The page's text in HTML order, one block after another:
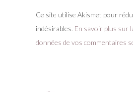
Ce site utilise Akismet pour
indésirables. En savoir plus sur
données de vos commentaires